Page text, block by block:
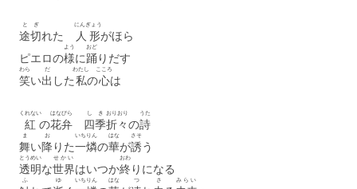
途
と
切
ぎ
れた 人形
にんぎょう
がほら
ピエロの様
よう
に踊
おど
りだす
笑
わら
い出
だ
した私
わたし
の心
こころ
は
紅
くれない
の花弁
はなびら
四季
しき
折々
おりおり
の詩
うた
舞
ま
い降
お
りた一燐
いちりん
の華
はな
が誘
さそ
う
透明
とうめい
な世界
せかい
はいつか終
おわ
りになる
ふ ゆ いちりん はな つ さ みらい